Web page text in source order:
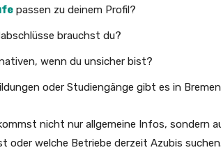
passen zu deinem Profil?
brauchst du?
wenn du unsicher bist?
oder Studiengänge gibt es in
nicht nur allgemeine Infos, sondern
oder welche Betriebe derzeit Azubis suchen.